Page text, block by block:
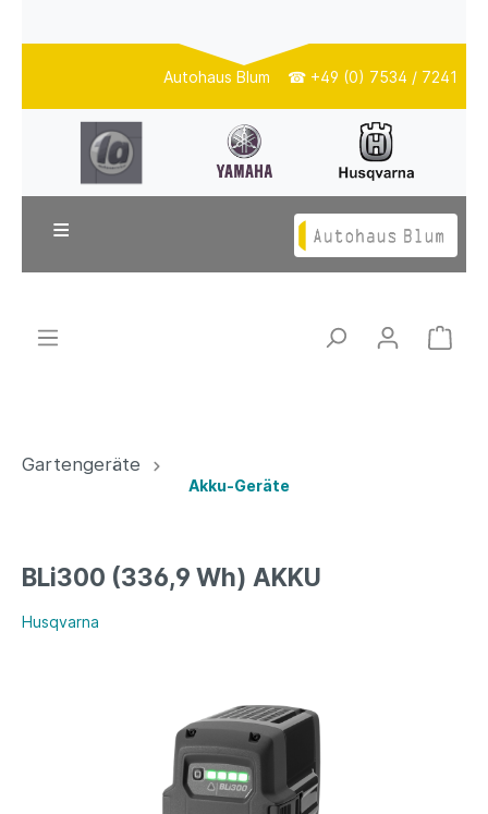
Autohaus Blum ☎ +49 (0) 7534 / 7241
≡
Gartengeräte
Akku-Geräte
BLi300 (336,9 Wh) AKKU
Husqvarna